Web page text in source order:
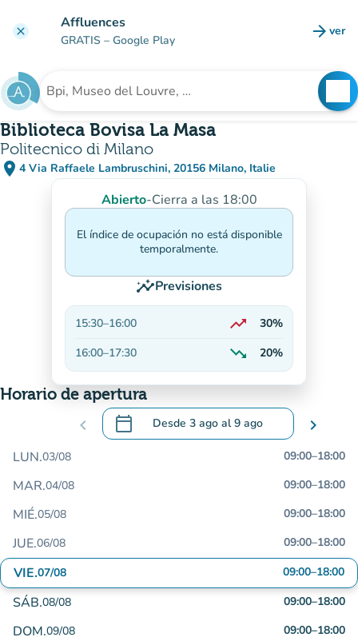
clear Affluences
GRATIS – Google Play arrow_forward ver
Buscar un establecimiento
Biblioteca Bovisa La Masa
Politecnico di Milano
place 4 Via Raffaele Lambruschini, 20156 Milano, Italie
(abrir en Google Maps)
(nueva pestaña)
Abierto-Cierra a las 18:00
El índice de ocupación no está disponible
temporalmente.
insightsPrevisiones
15:30–16:00 trending_up
30%
16:00–17:30 trending_down
En descenso
20%
Horario de apertura
chevron_left calendar_today Desde 3 ago al9 ago
.Abra el calendario para cambiar las
chevron_right
LUN.03/08 09:00–18:00
MAR.04/08 09:00–18:00
MIÉ.05/08 09:00–18:00
JUE.06/08 09:00–18:00
VIE.07/08 09:00–18:00
SÁB.08/08 09:00–18:00
DOM.09/08 09:00–18:00